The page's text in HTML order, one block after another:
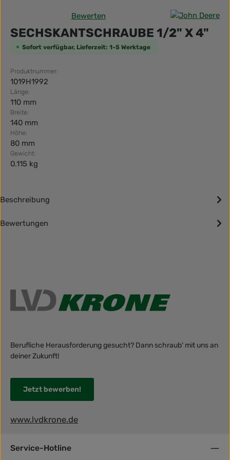
Durchschnittliche Bewertung von 0 von 5 Sternen
Bewerten
SECHSKANTSCHRAUBE 1/2" X 4"
Sofort verfügbar, Lieferzeit: 1-5 Werktage
Produktnummer:
1019H1992
Länge:
110 mm
Breite:
140 mm
Höhe:
80 mm
Gewicht:
0.115 kg
Beschreibung
Bewertungen
Berufliche Herausforderung gesucht? Dann schraub' mit uns an
deiner Zukunft!
Jetzt bewerben!
www.lvdkrone.de
Service-Hotline